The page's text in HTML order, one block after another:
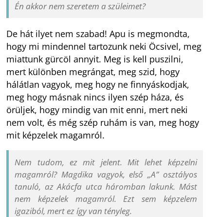
Én akkor nem szeretem a szüleimet?
De hát ilyet nem szabad! Apu is megmondta,
hogy mi mindennel tartozunk neki Öcsivel, meg
miattunk gürcöl annyit. Meg is kell puszilni,
mert különben megrángat, meg szid, hogy
hálátlan vagyok, meg hogy ne finnyáskodjak,
meg hogy másnak nincs ilyen szép háza, és
örüljek, hogy mindig van mit enni, mert neki
nem volt, és még szép ruhám is van, meg hogy
mit képzelek magamról.
Nem tudom, ez mit jelent. Mit lehet képzelni
magamról? Magdika vagyok, első „A” osztályos
tanuló, az Akácfa utca háromban lakunk. Mást
nem képzelek magamról. Ezt sem képzelem
igaziból, mert ez így van tényleg.